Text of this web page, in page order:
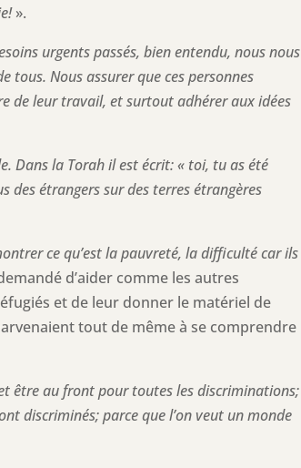
».
urgents passés, bien entendu, nous nous
tous. Nous assurer que ces personnes
de leur travail, et surtout adhérer aux idées
Dans la Torah il est écrit: « toi, tu as été
des étrangers sur des terres étrangères
ce qu’est la pauvreté, la difficulté car ils
d’aider comme les autres
et de leur donner le matériel de
tout de même à se comprendre
être au front pour toutes les discriminations;
discriminés; parce que l’on veut un monde